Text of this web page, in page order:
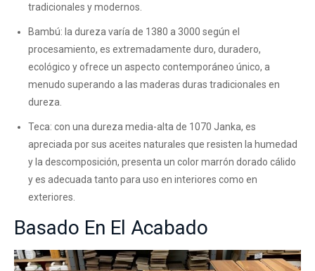
tradicionales y modernos.
Bambú: la dureza varía de 1380 a 3000 según el
procesamiento, es extremadamente duro, duradero,
ecológico y ofrece un aspecto contemporáneo único, a
menudo superando a las maderas duras tradicionales en
dureza.
Teca: con una dureza media-alta de 1070 Janka, es
apreciada por sus aceites naturales que resisten la humedad
y la descomposición, presenta un color marrón dorado cálido
y es adecuada tanto para uso en interiores como en
exteriores.
Basado En El Acabado